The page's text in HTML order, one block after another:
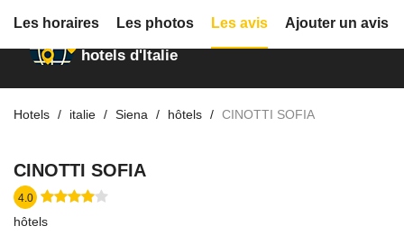
Annuaire des
hotels d'Italie
Hotels italie Siena hôtels CINOTTI SOFIA
CINOTTI SOFIA
4.0
hôtels
Les horaires Les photos Les avis Ajouter un avis